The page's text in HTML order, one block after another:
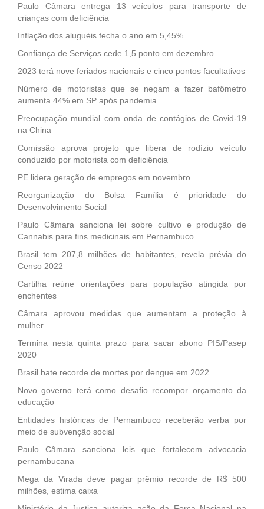
Paulo Câmara entrega 13 veículos para transporte de
crianças com deficiência
Inflação dos aluguéis fecha o ano em 5,45%
Confiança de Serviços cede 1,5 ponto em dezembro
2023 terá nove feriados nacionais e cinco pontos facultativos
Número de motoristas que se negam a fazer bafômetro
aumenta 44% em SP após pandemia
Preocupação mundial com onda de contágios de Covid-19
na China
Comissão aprova projeto que libera de rodízio veículo
conduzido por motorista com deficiência
PE lidera geração de empregos em novembro
Reorganização do Bolsa Família é prioridade do
Desenvolvimento Social
Paulo Câmara sanciona lei sobre cultivo e produção de
Cannabis para fins medicinais em Pernambuco
Brasil tem 207,8 milhões de habitantes, revela prévia do
Censo 2022
Cartilha reúne orientações para população atingida por
enchentes
Câmara aprovou medidas que aumentam a proteção à
mulher
Termina nesta quinta prazo para sacar abono PIS/Pasep
2020
Brasil bate recorde de mortes por dengue em 2022
Novo governo terá como desafio recompor orçamento da
educação
Entidades históricas de Pernambuco receberão verba por
meio de subvenção social
Paulo Câmara sanciona leis que fortalecem advocacia
pernambucana
Mega da Virada deve pagar prêmio recorde de R$ 500
milhões, estima caixa